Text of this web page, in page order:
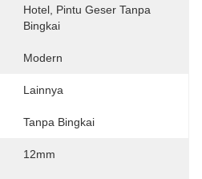
Hotel, Pintu Geser Tanpa
Bingkai
Modern
Lainnya
Tanpa Bingkai
12mm